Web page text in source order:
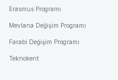
Erasmus Programı
Mevlana Değişim Programı
Farabi Değişim Programı
Teknokent